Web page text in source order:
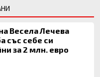
Весела Лечева
със себе си
за 2 млн. евро